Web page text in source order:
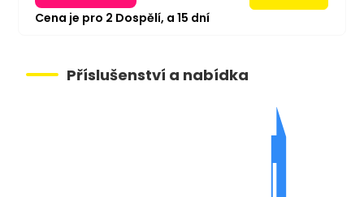
Cena je pro 2 Dospělí, a 15 dní
Příslušenství a nabídka